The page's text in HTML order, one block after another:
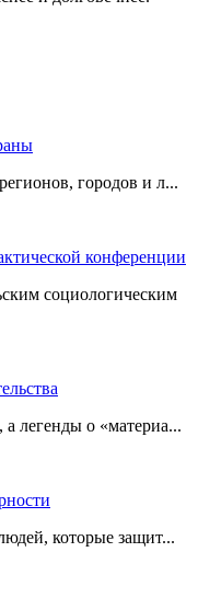
городов и л...
конференции
социологическим
легенды о «материа...
которые защит...